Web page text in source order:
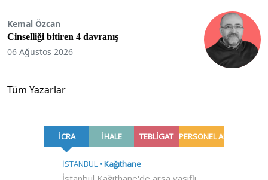
Kemal Özcan
Cinselliği bitiren 4 davranış
06 Ağustos 2026
Tüm Yazarlar